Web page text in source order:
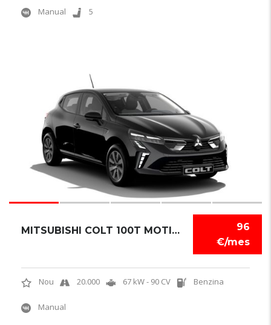
Manual 5
96
€/mes
MITSUBISHI COLT 100T MOTION
Nou 20.000 67 kW - 90 CV Benzina
Manual